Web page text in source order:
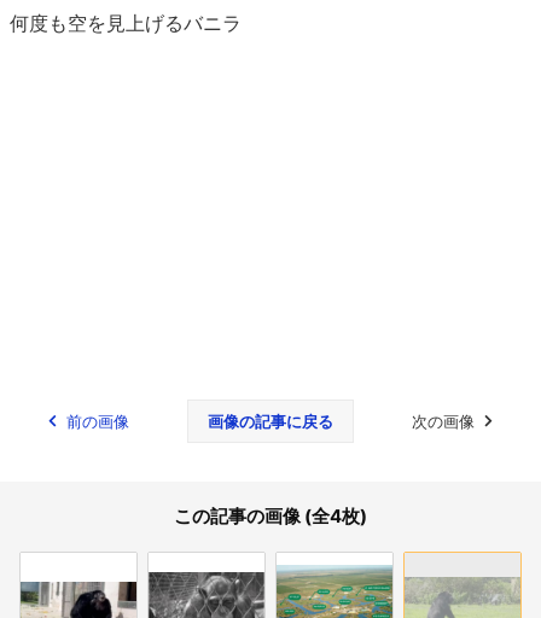
何度も空を見上げるバニラ
前の画像 画像の記事に戻る 次の画像
この記事の画像 (全4枚)